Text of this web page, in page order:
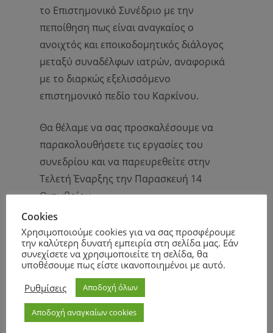
το Επιστημονικό Συνέδριο με την
πεποίθηση πως είναι αναγκαίος ο
ανοιχτός και εποικοδομητικός διάλογος
μεταξύ συναδέλφων ιατρών, αναφορικά
με το διαρκώς εξελισσόμενο
επιστημονικό πεδίο του Καρκίνου.
Θα θέλαμε να σας προσκαλέσουμε να
παρακολουθήσετε τις εργασίες του
συνεδρίου και να παρευρεθείτε στην
Τελετή Έναρξης την Παρασκευή 14
Οκτωβρίου.
Θα είναι χαρά και τιμή για εμάς να
αποδεχθείτε την πρόσκλησή μας και να
σας έχουμε κοντά μας.
Με εκτίμηση,
Cookies
Χρησιμοποιούμε cookies για να σας προσφέρουμε
την καλύτερη δυνατή εμπειρία στη σελίδα μας. Εάν
συνεχίσετε να χρησιμοποιείτε τη σελίδα, θα
υποθέσουμε πως είστε ικανοποιημένοι με αυτό.
Ρυθμίσεις
Αποδοχή όλων
Αποδοχή αναγκαίων cookies